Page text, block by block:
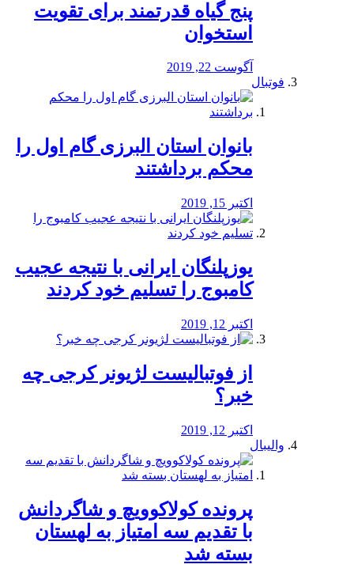
پنج گیاه قدرتمند برای تقویت
استخوان
آگوست 22, 2019
فوتبال
بانوان استان البرزی گام اول را
محكم برداشتند
اکتبر 15, 2019
یوزپلنگان ایرانی با نتیجه عجیب
کامبوج را تسلیم خود کردند
اکتبر 12, 2019
از فوتبالیست لژیونر کرجی چه
خبر؟
اکتبر 12, 2019
والیبال
پرونده کولاکوویچ و شاگردانش
با تقدیم سه امتیاز به لهستان
بسته شد